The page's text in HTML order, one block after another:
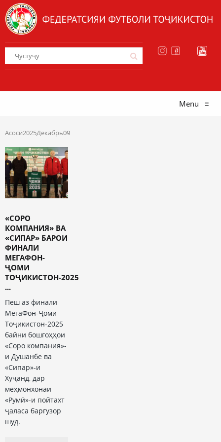
Menu ≡
Асосӣ2025Декабрь09
«СОРО
КОМПАНИЯ» ВА
«СИПАР» БАРОИ
ФИНАЛИ
МЕГАФОН-
ҶОМИ
ТОҶИКИСТОН-2025
...
Пеш аз финали
МегаФон-Ҷоми
Тоҷикистон-2025
байни бошгоҳҳои
«Соро компания»-
и Душанбе ва
«Сипар»-и
Хуҷанд, дар
меҳмонхонаи
«Румӣ»-и пойтахт
ҷаласа баргузор
шуд.